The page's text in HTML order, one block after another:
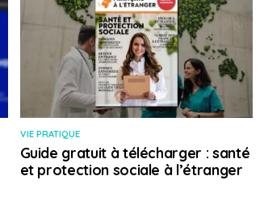
VIE PRATIQUE
Guide gratuit à télécharger : santé
et protection sociale à l’étranger